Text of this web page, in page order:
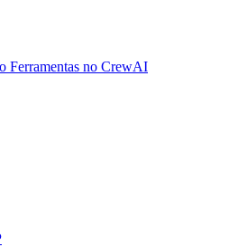
Ferramentas no CrewAI